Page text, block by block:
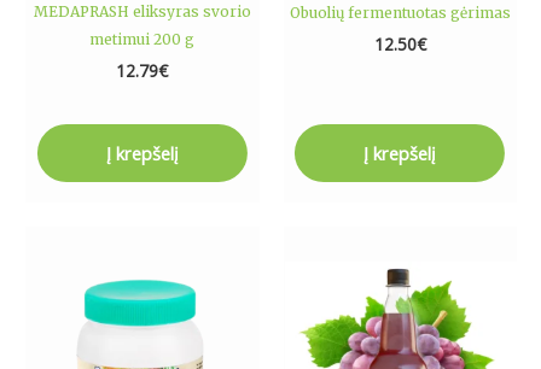
MEDAPRASH eliksyras svorio
metimui 200 g
12.79€
Į krepšelį
Obuolių fermentuotas gėrimas
12.50€
Į krepšelį